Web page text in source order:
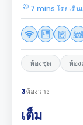
7 mins โดยเดิน
ห้องชุด ห้อง
3ห้องว่าง
เต็ม